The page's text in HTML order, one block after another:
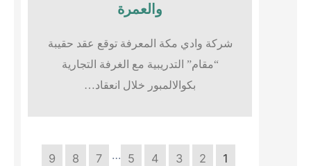
والعمرة
شركة وادي مكة المعرفة توقع عقد حقيبة
“مقام” التدريبية مع الغرفة التجارية
بكوالالمبور خلال انعقاد…
1
2
3
4
5
…
7
8
9